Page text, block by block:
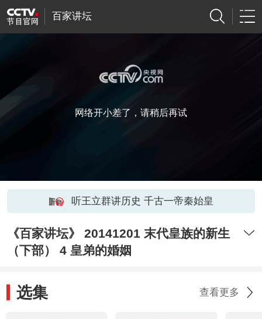
百家讲坛
网络开小差了，请稍后再试
听王立群讲历史 千古一帝秦始皇
《百家讲坛》 20141201 末代皇族的新生
（下部） 4 皇弟的婚姻
选集 查看更多